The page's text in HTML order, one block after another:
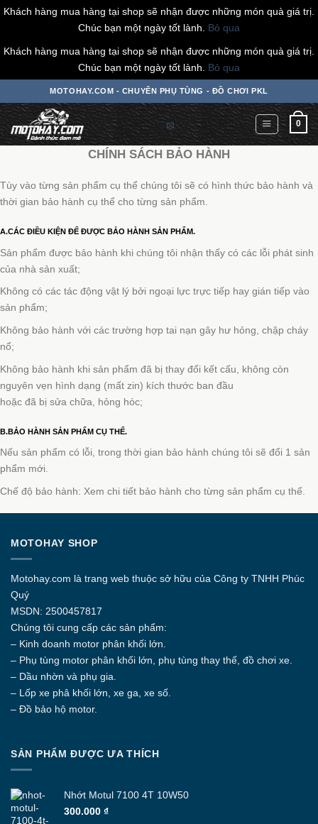
Khách hàng mua hàng tại shop sẽ nhận được những món quà giá trị.
Chúc bạn một ngày tốt lành. Bỏ qua
Khách hàng mua hàng tại shop sẽ nhận được những món quà giá trị.
Chúc bạn một ngày tốt lành. Bỏ qua
đến
dung
MOTOHAY.COM - CHUYÊN PHỤ TÙNG - ĐỒ CHƠI PKL
0
CHÍNH SÁCH BẢO HÀNH
Tùy vào từng sản phẩm cụ thể chúng tôi sẽ có hình thức bảo hành và
thời gian bảo hành cụ thể cho từng sản phẩm.
A.CÁC ĐIỀU KIỆN ĐỂ ĐƯỢC BẢO HÀNH SẢN PHẨM.
Sản phẩm được bảo hành khi chúng tôi nhận thấy có các lỗi phát sinh
của nhà sản xuất;
Không có các tác động vật lý bởi ngoại lực trực tiếp hay gián tiếp vào
sản phẩm;
Không bảo hành với các trường hợp tai nạn gây hư hỏng, chập cháy
nổ;
Không bảo hành khi sản phẩm đã bị thay đổi kết cấu, không còn
nguyên vẹn hình dạng (mất zin) kích thước ban đầu
hoặc đã bị sửa chữa, hỏng hóc;
B.BẢO HÀNH SẢN PHẨM CỤ THỂ.
Nếu sản phẩm có lỗi, trong thời gian bảo hành chúng tôi sẽ đổi 1 sản
phẩm mới.
Chế độ bảo hành: Xem chi tiết bảo hành cho từng sản phẩm cụ thể.
MOTOHAY SHOP
Motohay.com là trang web thuộc sở hữu của Công ty TNHH Phúc
Quý
MSDN: 2500457817
Chúng tôi cung cấp các sản phẩm:
– Kinh doanh motor phân khối lớn.
– Phụ tùng motor phân khối lớn, phụ tùng thay thế, đồ chơi xe.
– Dầu nhờn và phụ gia.
– Lốp xe phâ khối lớn, xe ga, xe số.
– Đồ bảo hộ motor.
SẢN PHẨM ĐƯỢC ƯA THÍCH
Nhớt Motul 7100 4T 10W50
300.000 ₫